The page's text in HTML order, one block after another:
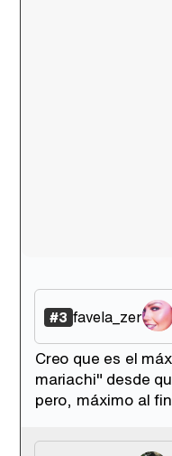
#3 favela_zer
Creo que es el
mariachi" desde
pero, máximo al